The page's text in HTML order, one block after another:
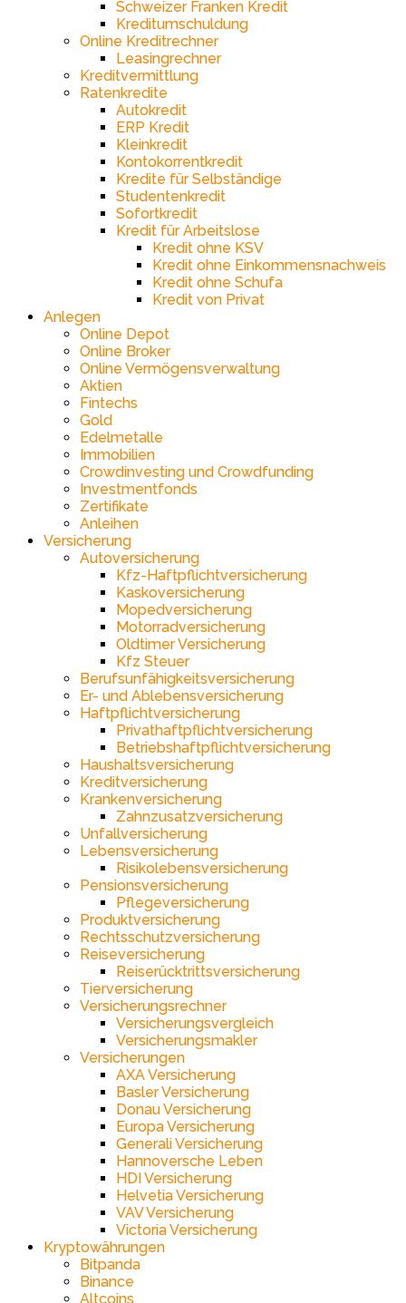
Schweizer Franken Kredit
Kreditumschuldung
Online Kreditrechner
Leasingrechner
Kreditvermittlung
Ratenkredite
Autokredit
ERP Kredit
Kleinkredit
Kontokorrentkredit
Kredite für Selbständige
Studentenkredit
Sofortkredit
Kredit für Arbeitslose
Kredit ohne KSV
Kredit ohne Einkommensnachweis
Kredit ohne Schufa
Kredit von Privat
Anlegen
Online Depot
Online Broker
Online Vermögensverwaltung
Aktien
Fintechs
Gold
Edelmetalle
Immobilien
Crowdinvesting und Crowdfunding
Investmentfonds
Zertifikate
Anleihen
Versicherung
Autoversicherung
Kfz-Haftpflichtversicherung
Kaskoversicherung
Mopedversicherung
Motorradversicherung
Oldtimer Versicherung
Kfz Steuer
Berufsunfähigkeitsversicherung
Er- und Ablebensversicherung
Haftpflichtversicherung
Privathaftpflichtversicherung
Betriebshaftpflichtversicherung
Haushaltsversicherung
Kreditversicherung
Krankenversicherung
Zahnzusatzversicherung
Unfallversicherung
Lebensversicherung
Risikolebensversicherung
Pensionsversicherung
Pflegeversicherung
Produktversicherung
Rechtsschutzversicherung
Reiseversicherung
Reiserücktrittsversicherung
Tierversicherung
Versicherungsrechner
Versicherungsvergleich
Versicherungsmakler
Versicherungen
AXA Versicherung
Basler Versicherung
Donau Versicherung
Europa Versicherung
Generali Versicherung
Hannoversche Leben
HDI Versicherung
Helvetia Versicherung
VAV Versicherung
Victoria Versicherung
Kryptowährungen
Bitpanda
Binance
Altcoins